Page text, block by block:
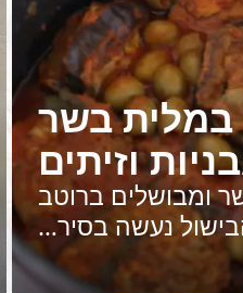
במלית בשר
וזיתים
ומבושלים ברוטב
נעשה בסיר…